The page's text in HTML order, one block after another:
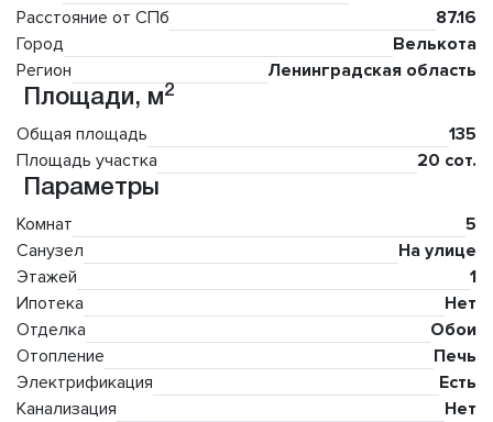
Расстояние от СПб
87.16
Город
Велькота
Регион
Ленинградская область
Площади, м2
Общая площадь
135
Площадь участка
20 сот.
Параметры
Комнат
5
Санузел
На улице
Этажей
1
Ипотека
Нет
Отделка
Обои
Отопление
Печь
Электрификация
Есть
Канализация
Нет